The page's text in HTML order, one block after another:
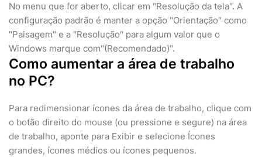
No menu que for aberto, clicar em "Resolução da tela". A
configuração padrão é manter a opção "Orientação" como
"Paisagem" e a "Resolução" para algum valor que o
Windows marque com"(Recomendado)".
Como aumentar a área de trabalho
no PC?
Para redimensionar ícones da área de trabalho, clique com
o botão direito do mouse (ou pressione e segure) na área
de trabalho, aponte para Exibir e selecione Ícones
grandes, ícones médios ou ícones pequenos.